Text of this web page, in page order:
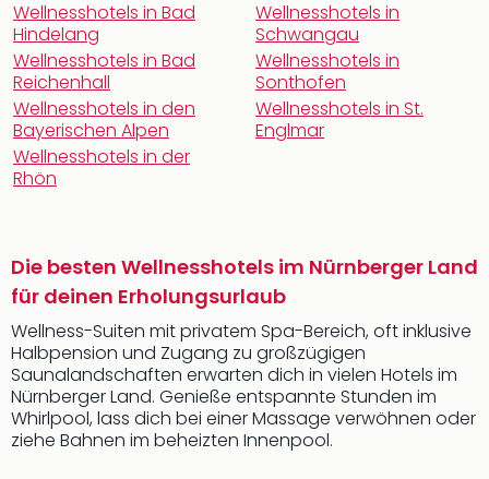
Wellnesshotels in Bad
Hindelang
Wellnesshotels in Bad
Reichenhall
Wellnesshotels in den
Bayerischen Alpen
Wellnesshotels in der
Rhön
Wellnesshotels in
Schwangau
Wellnesshotels in
Sonthofen
Wellnesshotels in St.
Englmar
Die besten Wellnesshotels im Nürnberger Land
für deinen Erholungsurlaub
Wellness-Suiten mit privatem Spa-Bereich, oft inklusive
Halbpension und Zugang zu großzügigen
Saunalandschaften erwarten dich in vielen Hotels im
Nürnberger Land. Genieße entspannte Stunden im
Whirlpool, lass dich bei einer Massage verwöhnen oder
ziehe Bahnen im beheizten Innenpool.